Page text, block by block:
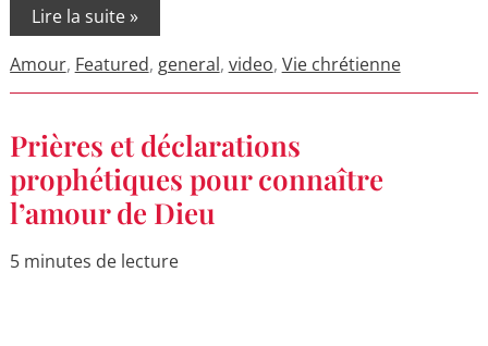
Lire la suite »
Amour, Featured, general, video, Vie chrétienne
Prières et déclarations
prophétiques pour connaître
l’amour de Dieu
5 minutes de lecture
Prières
et
déclarations
prophétiques
pour
connaître
de
Dieu